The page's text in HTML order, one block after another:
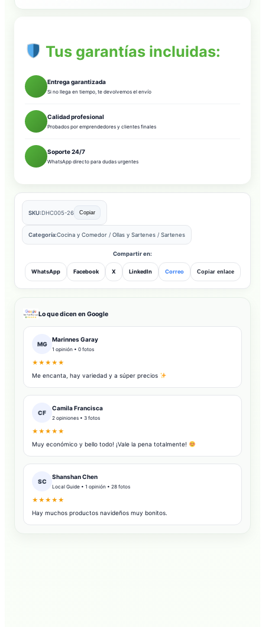
Tus garantías incluidas:
Entrega garantizada
Si no llega en tiempo, te devolvemos el envío
Calidad profesional
Probados por emprendedores y clientes finales
Soporte 24/7
WhatsApp directo para dudas urgentes
SKU:DHC005-26 Copiar
Categoría:Cocina y Comedor / Ollas y Sartenes / Sartenes
Compartir en:
WhatsApp Facebook X LinkedIn Correo Copiar enlace
Lo que dicen en Google
MG
Marinnes Garay
1 opinión • 0 fotos
★★★★★
Me encanta, hay variedad y a súper precios
CF
Camila Francisca
2 opiniones • 3 fotos
★★★★★
Muy económico y bello todo! ¡Vale la pena totalmente!
SC
Shanshan Chen
Local Guide • 1 opinión • 28 fotos
★★★★★
Hay muchos productos navideños muy bonitos.